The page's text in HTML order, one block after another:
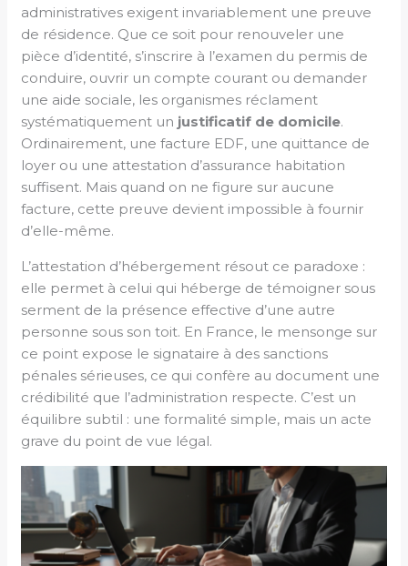
administratives exigent invariablement une preuve
de résidence. Que ce soit pour renouveler une
pièce d’identité, s’inscrire à l’examen du permis de
conduire, ouvrir un compte courant ou demander
une aide sociale, les organismes réclament
systématiquement un justificatif de domicile.
Ordinairement, une facture EDF, une quittance de
loyer ou une attestation d’assurance habitation
suffisent. Mais quand on ne figure sur aucune
facture, cette preuve devient impossible à fournir
d’elle-même.
L’attestation d’hébergement résout ce paradoxe :
elle permet à celui qui héberge de témoigner sous
serment de la présence effective d’une autre
personne sous son toit. En France, le mensonge sur
ce point expose le signataire à des sanctions
pénales sérieuses, ce qui confère au document une
crédibilité que l’administration respecte. C’est un
équilibre subtil : une formalité simple, mais un acte
grave du point de vue légal.